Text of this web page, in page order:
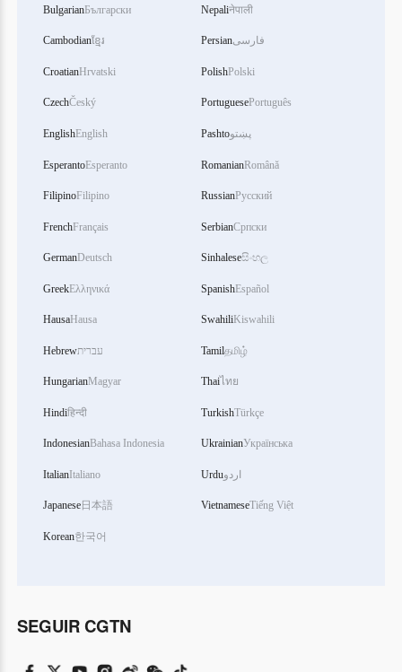
BulgarianБългарски
Cambodianខ្មែរ
CroatianHrvatski
CzechČeský
EnglishEnglish
EsperantoEsperanto
FilipinoFilipino
FrenchFrançais
GermanDeutsch
GreekΕλληνικά
HausaHausa
Hebrewעברית
HungarianMagyar
Hindiहिन्दी
IndonesianBahasa Indonesia
ItalianItaliano
Japanese日本語
Korean한국어
Nepaliनेपाली
Persianفارسی
PolishPolski
PortuguesePortuguês
Pashtoپښتو
RomanianRomână
RussianРусский
SerbianСрпски
Sinhaleseසිංහල
SpanishEspañol
SwahiliKiswahili
Tamilதமிழ்
Thaiไทย
TurkishTürkçe
UkrainianУкраїнська
Urduاردو
VietnameseTiếng Việt
SEGUIR CGTN